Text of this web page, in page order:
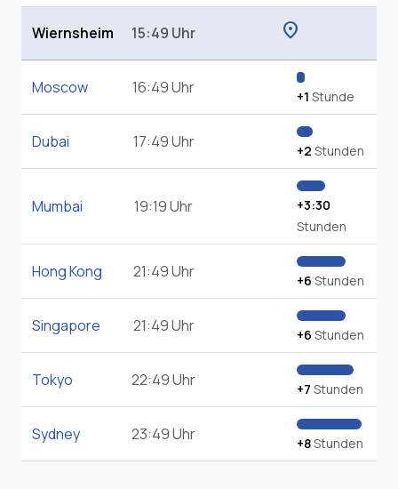
Wiernsheim 15:49 Uhr location_on
Moscow 16:49 Uhr +1 Stunde
Dubai 17:49 Uhr +2 Stunden
Mumbai 19:19 Uhr
+3:30
Stunden
Hong Kong 21:49 Uhr +6 Stunden
Singapore 21:49 Uhr +6 Stunden
Tokyo 22:49 Uhr +7 Stunden
Sydney 23:49 Uhr +8Stunden